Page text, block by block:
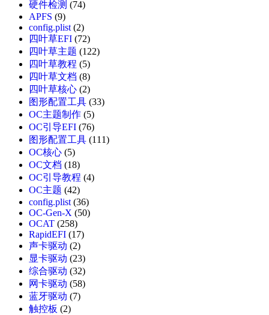
硬件检测 (74)
APFS (9)
config.plist(2)
四叶草EFI (72)
四叶草主题 (122)
四叶草教程 (5)
四叶草文档 (8)
四叶草核心 (2)
图形配置工具 (33)
OC主题制作 (5)
OC引导EFI (76)
图形配置工具 (111)
OC核心 (5)
OC文档 (18)
OC引导教程 (4)
OC主题 (42)
config.plist(36)
OC-Gen-X (50)
OCAT (258)
RapidEFI (17)
声卡驱动 (2)
显卡驱动 (23)
综合驱动 (32)
网卡驱动 (58)
蓝牙驱动 (7)
触控板 (2)